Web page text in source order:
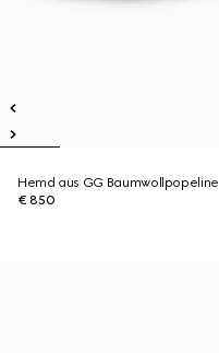
Hemd aus GG Baumwollpopeline
€ 850